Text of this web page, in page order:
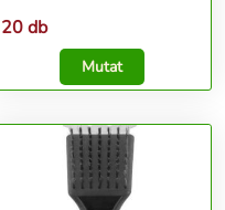
20 db
Mutat